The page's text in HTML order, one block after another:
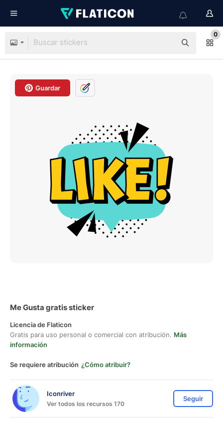
0
Guardar
Me Gusta gratis sticker
Licencia de Flaticon
Gratis para uso personal o comercial con atribución. Más
información
Se requiere atribución ¿Cómo atribuir?
Iconriver
Ver todos los recursos 170
Seguir